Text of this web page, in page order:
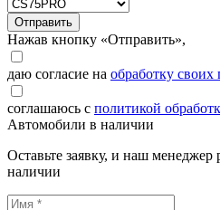
Отправить
Нажав кнопку «Отправить»,
даю согласие на обработку
соглашаюсь с политикой
Автомобили в наличии
Оставьте заявку, и наш менеджер
наличии